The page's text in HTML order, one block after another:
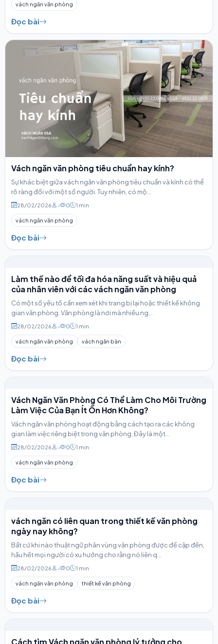
vách ngăn văn phòng
Đọc bài
Vách ngăn văn phòng tiêu chuẩn hay kính?
Sự khác biệt giữa vách ngăn văn phòng tiêu chuẩn và kính có thể
rõ ràng đối với một số người. Tuy nhiên, có mộ...
28/02/2026 - 0 1 min
vách ngăn văn phòng
Đọc bài
Làm thế nào để tối đa hóa năng suất và hiệu quả
của nhân viên với các vách ngăn văn phòng
Có một số yếu tố cần xem xét khi trang bị lại hoặc thiết kế không
gian văn phòng. Văn phòng là nơi mà nhiều ng...
28/02/2026 - 0 1 min
vách ngăn văn phòng vách ngăn bàn
Đọc bài
Vách Ngăn Văn Phòng Có Thể Làm Cho Môi Trường
Làm Việc Của Bạn Ít Ồn Hơn Không?
Vách ngăn văn phòng hoạt động bằng cách tạo ra các không
gian làm việc riêng biệt trong văn phòng. Đây là một...
28/02/2026 - 0 1 min
vách ngăn văn phòng
Đọc bài
vách ngăn có liên quan trong thiết kế văn phòng
ngày nay không?
Bất cứ khi nào thuật ngữ phân vùng văn phòng được đề cập đến,
hầu hết mọi người có xu hướng cho rằng nó liên q...
28/02/2026 - 0 1 min
vách ngăn văn phòng thiết kế văn phòng
Đọc bài
Cách tìm Vách ngăn văn phòng lý tưởng cho